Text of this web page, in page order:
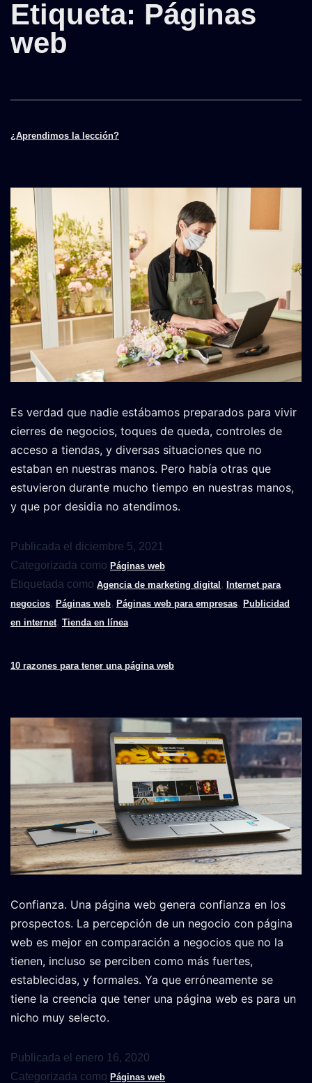
Etiqueta: Páginas
web
¿Aprendimos la lección?
Es verdad que nadie estábamos preparados para vivir
cierres de negocios, toques de queda, controles de
acceso a tiendas, y diversas situaciones que no
estaban en nuestras manos. Pero había otras que
estuvieron durante mucho tiempo en nuestras manos,
y que por desidia no atendimos.
Publicada el diciembre 5, 2021
Categorizada como Páginas web
Etiquetada como Agencia de marketing digital , Internet para
negocios, Páginas web, Páginas web para empresas, Publicidad
en internet, Tienda en línea
10 razones para tener una página web
Confianza. Una página web genera confianza en los
prospectos. La percepción de un negocio con página
web es mejor en comparación a negocios que no la
tienen, incluso se perciben como más fuertes,
establecidas, y formales. Ya que erróneamente se
tiene la creencia que tener una página web es para un
nicho muy selecto.
Publicada el enero 16, 2020
Categorizada como Páginas web